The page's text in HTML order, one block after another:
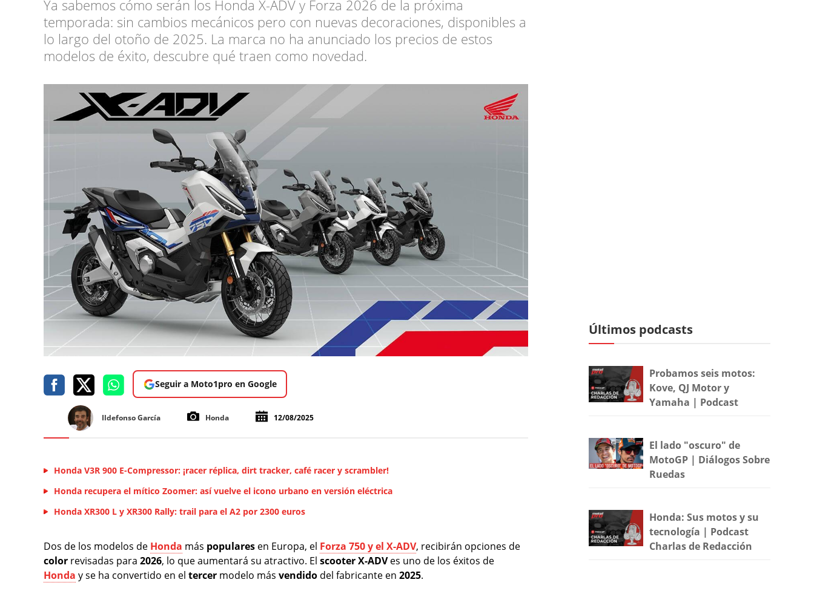
Ya sabemos cómo serán los Honda X-ADV y Forza 2026 de la próxima
temporada: sin cambios mecánicos pero con nuevas decoraciones, disponibles a
lo largo del otoño de 2025. La marca no ha anunciado los precios de estos
modelos de éxito, descubre qué traen como novedad.
Seguir a Moto1pro en Google
Ildefonso García Honda 12/08/2025
Honda V3R 900 E-Compressor: ¡racer réplica, dirt tracker, café racer y scrambler!
Honda recupera el mítico Zoomer: así vuelve el icono urbano en versión eléctrica
Honda XR300 L y XR300 Rally: trail para el A2 por 2300 euros
Dos de los modelos de Honda más populares en Europa, el Forza 750y el X-ADV, recibirán opciones de
color revisadas para 2026, lo que aumentará su atractivo. El scooter X-ADVes uno de los éxitos de
Honda y se ha convertido en el tercer modelo más vendido del fabricante en 2025.
Últimos podcasts
Probamos seis motos:
Kove, QJ Motor y
Yamaha | Podcast
El lado "oscuro" de
MotoGP | Diálogos Sobre
Ruedas
Honda: Sus motos y su
tecnología | Podcast
Charlas de Redacción